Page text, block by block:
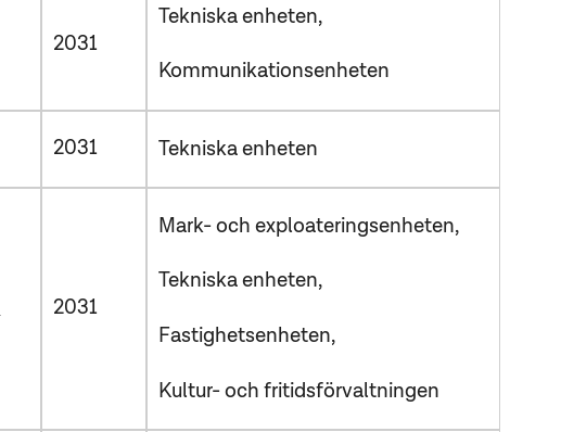
2031
Tekniska enheten
Kommunikationsenheten
2031 Tekniska enheten
2031
Mark- och exploateringsenheten
Tekniska enheten
Fastighetsenheten
Kultur- och fritidsförvaltningen